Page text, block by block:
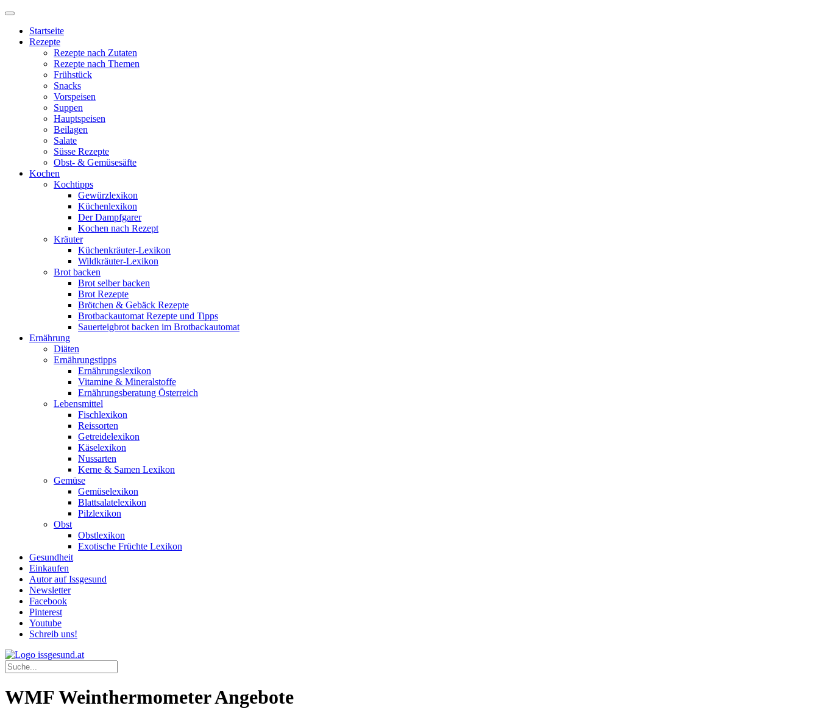
Startseite
Rezepte
Rezepte nach Zutaten
Rezepte nach Themen
Frühstück
Snacks
Vorspeisen
Suppen
Hauptspeisen
Beilagen
Salate
Süsse Rezepte
Obst- & Gemüsesäfte
Kochen
Kochtipps
Gewürzlexikon
Küchenlexikon
Der Dampfgarer
Kochen nach Rezept
Kräuter
Küchenkräuter-Lexikon
Wildkräuter-Lexikon
Brot backen
Brot selber backen
Brot Rezepte
Brötchen & Gebäck Rezepte
Brotbackautomat Rezepte und Tipps
Sauerteigbrot backen im Brotbackautomat
Ernährung
Diäten
Ernährungstipps
Ernährungslexikon
Vitamine & Mineralstoffe
Ernährungsberatung Österreich
Lebensmittel
Fischlexikon
Reissorten
Getreidelexikon
Käselexikon
Nussarten
Kerne & Samen Lexikon
Gemüse
Gemüselexikon
Blattsalatelexikon
Pilzlexikon
Obst
Obstlexikon
Exotische Früchte Lexikon
Gesundheit
Einkaufen
Autor auf Issgesund
Newsletter
Facebook
Pinterest
Youtube
Schreib uns!
WMF Weinthermometer Angebote